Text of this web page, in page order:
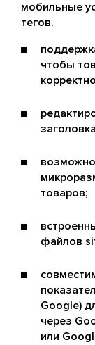
мобильные
тегов.
чтобы
товаров;
файлов
Google)
через
или